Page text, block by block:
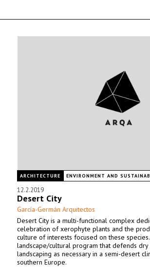
ARCHITECTURE ENVIRONMENT AND
12.2.2019
Desert City
García-Germán Arquitectos
Desert City is a multi-functional complex
celebration of xerophyte plants and the
culture of interests focused on these
landscape/cultural program that defends
landscaping as necessary in a semi-desert
southern Europe.